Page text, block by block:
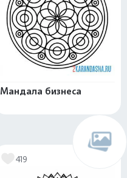
Мандала бизнеса
419